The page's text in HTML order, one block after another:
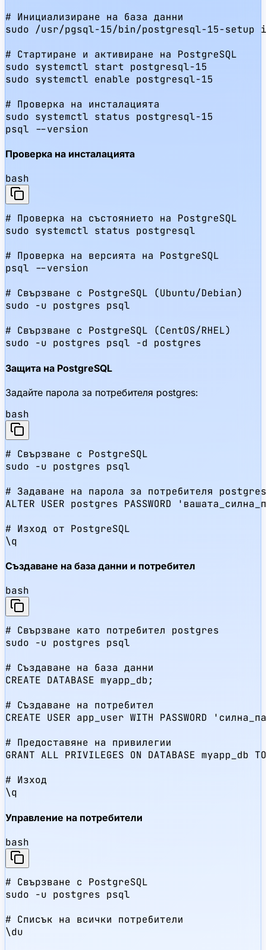
# Инициализиране на база данни
sudo /usr/pgsql-15/bin/postgresql-15-setup
# Стартиране и активиране на PostgreSQL
sudo systemctl start postgresql-15
sudo systemctl enable postgresql-15
# Проверка на инсталацията
sudo systemctl status postgresql-15
psql --version
Проверка на инсталацията
bash
# Проверка на състоянието на PostgreSQL
sudo systemctl status postgresql
# Проверка на версията на PostgreSQL
psql --version
# Свързване с PostgreSQL (Ubuntu/Debian)
sudo -u postgres psql
# Свързване с PostgreSQL (CentOS/RHEL)
sudo -u postgres psql -d postgres
Защита на PostgreSQL
Задайте парола за потребителя postgres:
bash
# Свързване с PostgreSQL
sudo -u postgres psql
# Задаване на парола за потребителя postgres
ALTER USER postgres PASSWORD
# Изход от PostgreSQL
\q
Създаване на база данни и потребител
bash
# Свързване като потребител postgres
sudo -u postgres psql
# Създаване на база данни
CREATE DATABASE myapp_db;
# Създаване на потребител
CREATE USER app_user WITH PASSWORD
# Предоставяне на привилегии
GRANT ALL PRIVILEGES ON DATABASE myapp_db
# Изход
\q
Управление на потребители
bash
# Свързване с PostgreSQL
sudo -u postgres psql
# Списък на всички потребители
\du